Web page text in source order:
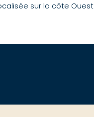
sur la côte Ouest